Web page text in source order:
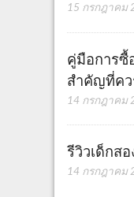
15 กรกฎาคม
คู่มือการซื้
สำคัญที่ค
14 กรกฎาคม
รีวิวเด็กส
14 กรกฎาคม